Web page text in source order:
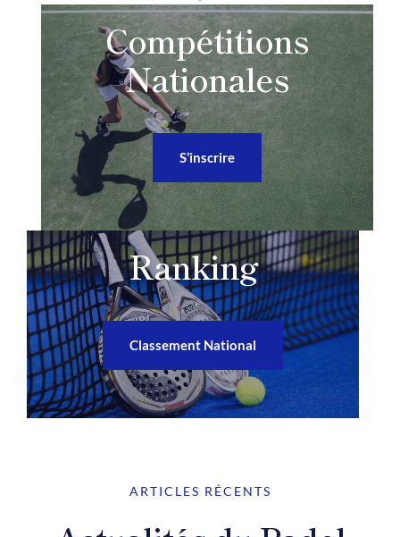
Compétitions
Nationales
S’inscrire
Ranking
Classement National
ARTICLES RÉCENTS